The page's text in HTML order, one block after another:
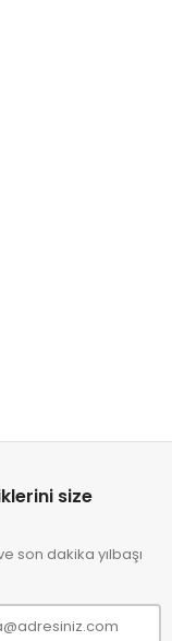
size
son dakika yılbaşı